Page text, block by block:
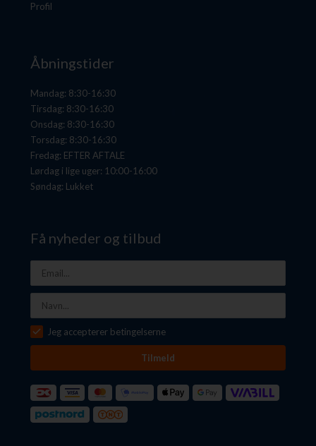
Profil
Åbningstider
Mandag: 8:30-16:30
Tirsdag: 8:30-16:30
Onsdag: 8:30-16:30
Torsdag: 8:30-16:30
Fredag: EFTER AFTALE
Lørdag i lige uger: 10:00-16:00
Søndag: Lukket
Få nyheder og tilbud
Jeg accepterer betingelserne